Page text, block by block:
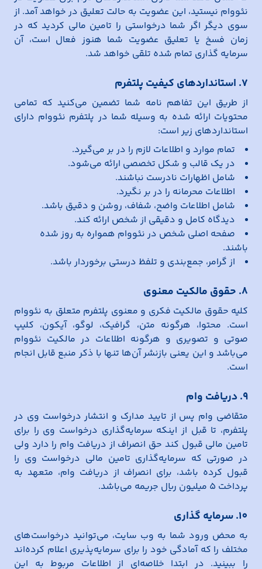
نئووام نیستید، این عضویت به حالت تعلیق در خواهد آمد. از
سوی دیگر اگر شما درخواستی را تامین مالی کردید که در
زمان فسخ یا تعلیق عضویت شما هنوز فعال است، آن
سرمایه گذاری تمام شده تلقی خواهد شد.
7. استانداردهای کیفیت پلتفرم
از طریق این تفاهم نامه شما تضمین می‌کنید که تمامی
محتویات ارائه شده به وسیله شما در پلتفرم نئووام دارای
استانداردهای زیر است:
تمام موارد و اطلاعات لازم را در بر می‌گیرد.
در یک قالب و شکل تخصصی ارائه می‌شود.
شامل اظهارات نادرست نباشند.
اطلاعات محرمانه را در بر نگیرد.
شامل اطلاعات واضح، شفاف، روشن و دقیق باشد.
دیدگاه کامل و دقیقی از شخص ارائه کند.
صفحه اصلی شخص در نئووام همواره به روز شده
باشند.
از گرامر، جمع‌بندی و تلفظ درستی برخوردار باشد.
8. حقوق مالکیت معنوی
کلیه حقوق مالکیت فکری و معنوی پلتفرم متعلق به نئووام
است. محتوا، هرگونه متن، گرافیک، لوگو، آیکون، کلیپ
صوتی و تصویری و هرگونه اطلاعات در مالکیت نئووام
می‌باشد و این یعنی بازنشر آن‌ها تنها با ذکر منبع قابل انجام
است.
9. دریافت وام
متقاضی وام پس از تایید مدارک و انتشار درخواست وی در
پلتفرم، تا قبل از اینکه سرمایه‌گذاری درخواست وی را برای
تامین مالی قبول کند حق انصراف از دریافت وام را دارد ولی
در صورتی که سرمایه‌گذاری تامین مالی درخواست وی را
قبول کرده باشد، برای انصراف از دریافت وام، متعهد به
پرداخت 5 میلیون ریال جریمه می‌باشد.
10. سرمایه گذاری
به محض ورود شما به وب سایت، می‌توانید درخواست‌های
مختلف را که آمادگی خود را برای سرمایه‌پذیری اعلام کرده‌اند
را ببینید. در ابتدا خلاصه‌ای از اطلاعات مربوط به این